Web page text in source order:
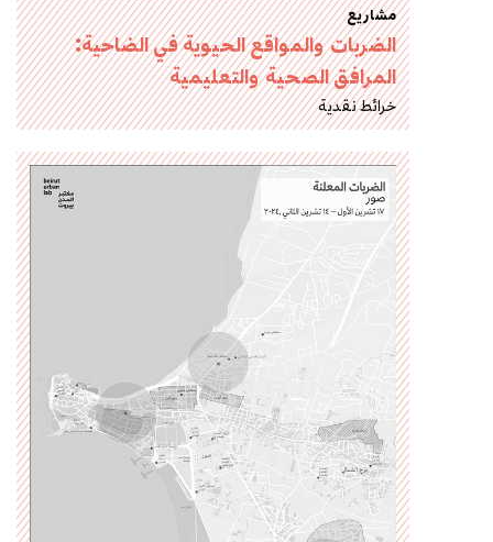
مشاريع
الضربات والمواقع الحيوية في الضاحية:
المرافق الصحية والتعليمية
خرائط نقدية